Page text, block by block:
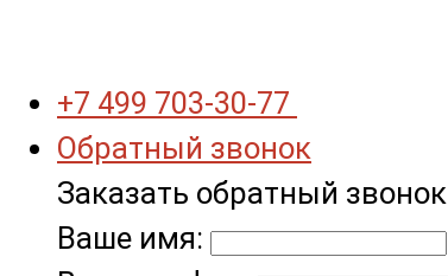
+7 499 703-30-77
Обратный звонок
Заказать обратный звонок
Ваше имя: